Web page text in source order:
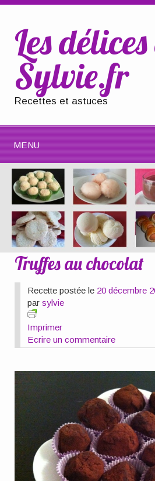
Les
Sylvie.fr
Recettes et astuces
MENU
Truffes au chocolat
Recette postée le 20 décembre
parsylvie
Imprimer
Ecrire un commentaire